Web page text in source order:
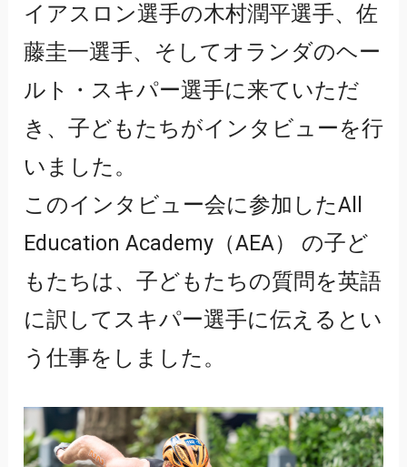
イアスロン選手の木村潤平選手、佐
藤圭一選手、そしてオランダのヘー
ルト・スキパー選手に来ていただ
き、子どもたちがインタビューを行
いました。
このインタビュー会に参加したAll
Education Academy（AEA） の子ど
もたちは、子どもたちの質問を英語
に訳してスキパー選手に伝えるとい
う仕事をしました。